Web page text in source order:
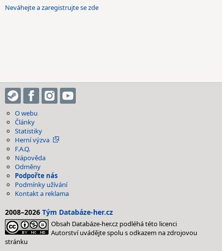
Neváhejte a zaregistrujte se zde
O webu
Články
Statistiky
Herní výzva
F.A.Q.
Nápověda
Odměny
Podpořte nás
Podmínky užívání
Kontakt a reklama
2008–2026 Tým Databáze-her.cz
Obsah Databáze-her.cz podléhá této licenci
Autorství uvádějte spolu s odkazem na zdrojovou
stránku